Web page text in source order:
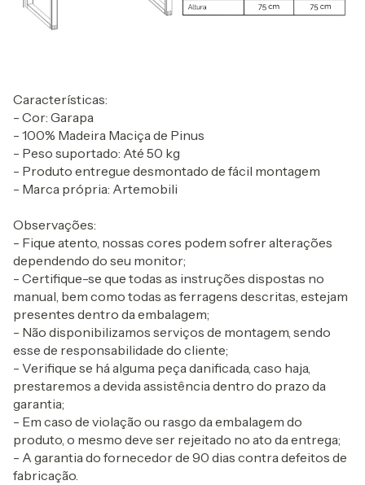
Características:
- Cor: Garapa
- 100% Madeira Maciça de Pinus
- Peso suportado: Até 50 kg
- Produto entregue desmontado de fácil montagem
- Marca própria: Artemobili
Observações:
- Fique atento, nossas cores podem sofrer alterações
dependendo do seu monitor;
- Certifique-se que todas as instruções dispostas no
manual, bem como todas as ferragens descritas, estejam
presentes dentro da embalagem;
- Não disponibilizamos serviços de montagem, sendo
esse de responsabilidade do cliente;
- Verifique se há alguma peça danificada, caso haja,
prestaremos a devida assistência dentro do prazo da
garantia;
- Em caso de violação ou rasgo da embalagem do
produto, o mesmo deve ser rejeitado no ato da entrega;
- A garantia do fornecedor de 90 dias contra defeitos de
fabricação.